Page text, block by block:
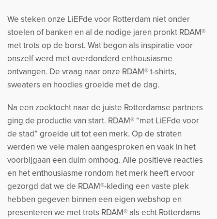
We steken onze LiEFde voor Rotterdam niet onder
stoelen of banken en al de nodige jaren pronkt RDAM®
met trots op de borst. Wat begon als inspiratie voor
onszelf werd met overdonderd enthousiasme
ontvangen. De vraag naar onze RDAM® t-shirts,
sweaters en hoodies groeide met de dag.
Na een zoektocht naar de juiste Rotterdamse partners
ging de productie van start. RDAM® “met LiEFde voor
de stad” groeide uit tot een merk. Op de straten
werden we vele malen aangesproken en vaak in het
voorbijgaan een duim omhoog. Alle positieve reacties
en het enthousiasme rondom het merk heeft ervoor
gezorgd dat we de RDAM®-kleding een vaste plek
hebben gegeven binnen een eigen webshop en
presenteren we met trots RDAM® als echt Rotterdams